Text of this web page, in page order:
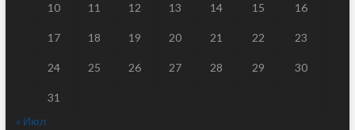
10 11 12 13 14 15 16
17 18 19 20 21 22 23
24 25 26 27 28 29 30
31
« Июл